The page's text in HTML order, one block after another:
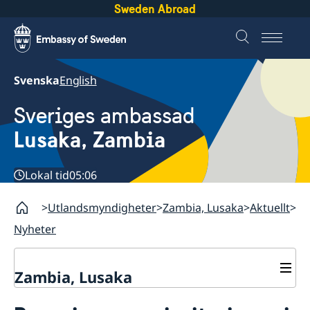
Sweden Abroad
SvenskaEnglish
Sveriges ambassad
Lusaka, Zambia
Lokal tid05:06
Utlandsmyndigheter Zambia, Lusaka Aktuellt
Nyheter
Zambia, Lusaka